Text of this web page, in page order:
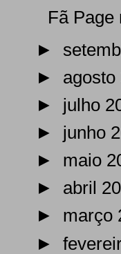
Fã Page
►
► agosto
► julho
► junho
► maio
► abril
► março
►